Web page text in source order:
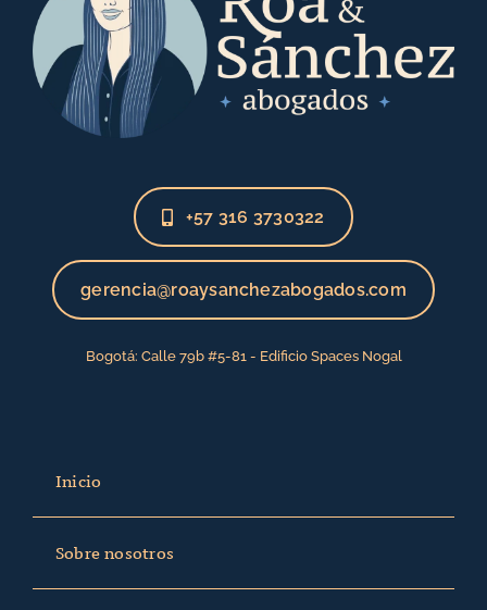
+57 316 3730322
gerencia@roaysanchezabogados.com
Bogotá: Calle 79b #5-81 - Edificio Spaces Nogal
Inicio
Sobre nosotros